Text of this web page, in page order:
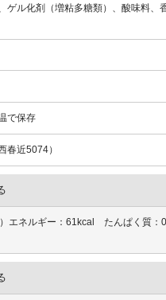
ゲル化剤（増粘多糖類）、酸味料、
で保存
春近5074）
）エネルギー：61kcal たんぱく質